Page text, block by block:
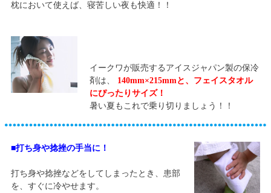
枕において使えば、寝苦しい夜も快適！！
イークワが販売するアイスジャパン製の保冷
剤は、 140mm×215mmと、フェイスタオル
にぴったりサイズ！
暑い夏もこれで乗り切りましょう！！
■打ち身や捻挫の手当に！
打ち身や捻挫などをしてしまったとき、患部
を、すぐに冷やせます。